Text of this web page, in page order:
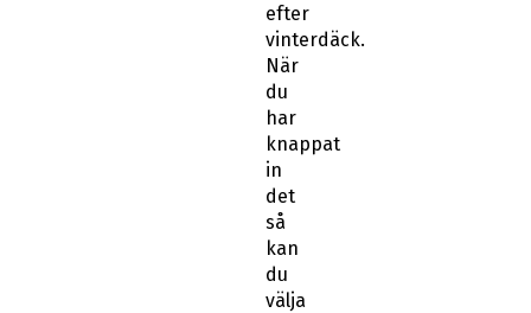
efter
vinterdäck.
När
du
har
knappat
in
det
så
kan
du
välja